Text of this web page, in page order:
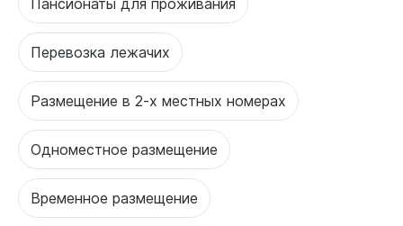
Перевозка лежачих
Размещение в 2-х местных номерах
Одноместное размещение
Временное размещение